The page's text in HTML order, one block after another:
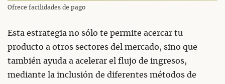
Ofrece facilidades de pago
Esta estrategia no sólo te permite acercar tu
producto a otros sectores del mercado, sino que
también ayuda a acelerar el flujo de ingresos,
mediante la inclusión de diferentes métodos de